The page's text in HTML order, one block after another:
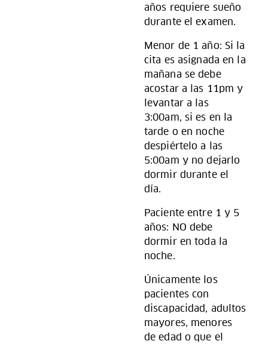
años requiere sueño
durante el examen.
Menor de 1 año: Si la
cita es asignada en la
mañana se debe
acostar a las 11pm y
levantar a las
3:00am, si es en la
tarde o en noche
despiértelo a las
5:00am y no dejarlo
dormir durante el
día.
Paciente entre 1 y 5
años: NO debe
dormir en toda la
noche.
Únicamente los
pacientes con
discapacidad, adultos
mayores, menores
de edad o que el